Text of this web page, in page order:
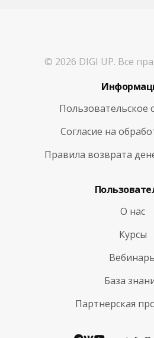
© 2026 DIGI UP. Все
Пользовательское
Согласие на
Правила возврата
О нас
Курсы
База
Партнерская